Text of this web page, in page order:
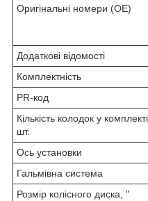
Оригінальні номери (OE)
Додаткові відомості
Комплектність
PR-код
Кількість колодок у комплекті,
шт.
Ось установки
Гальмівна система
Розмір колісного диска, "